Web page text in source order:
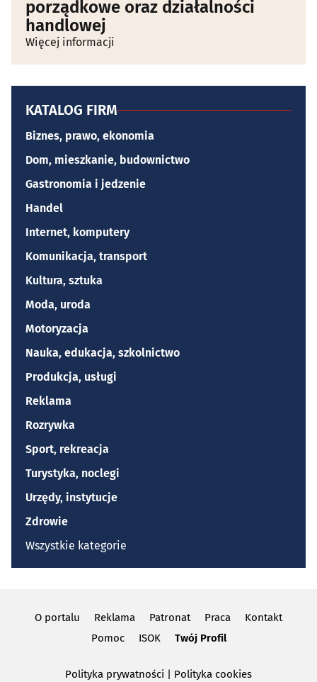
porządkowe oraz działalności
handlowej
Więcej informacji
KATALOG FIRM
Biznes, prawo, ekonomia
Dom, mieszkanie, budownictwo
Gastronomia i jedzenie
Handel
Internet, komputery
Komunikacja, transport
Kultura, sztuka
Moda, uroda
Motoryzacja
Nauka, edukacja, szkolnictwo
Produkcja, usługi
Reklama
Rozrywka
Sport, rekreacja
Turystyka, noclegi
Urzędy, instytucje
Zdrowie
Wszystkie kategorie
O portalu Reklama Patronat Praca
Kontakt
Pomoc
ISOK Twój Profil
Polityka prywatności
Polityka cookies